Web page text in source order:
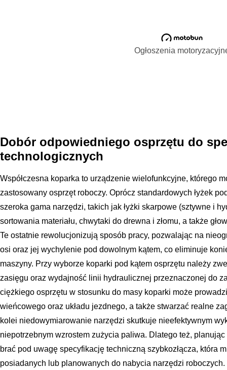
Ogłoszenia
Dobór odpowiedniego osprzętu do
technologicznych
Współczesna koparka to urządzenie wielofunkcyjne, którego
zastosowany osprzęt roboczy. Oprócz standardowych łyżek
szeroka gama narzędzi, takich jak łyżki skarpowe (sztywne i
sortowania materiału, chwytaki do drewna i złomu, a także
Te ostatnie rewolucjonizują sposób pracy, pozwalając na
osi oraz jej wychylenie pod dowolnym kątem, co eliminuje
maszyny. Przy wyborze koparki pod kątem osprzętu należy
zasięgu oraz wydajność linii hydraulicznej przeznaczonej do
ciężkiego osprzętu w stosunku do masy koparki może
wieńcowego oraz układu jezdnego, a także stwarzać realne
kolei niedowymiarowanie narzędzi skutkuje nieefektywnym
niepotrzebnym wzrostem zużycia paliwa. Dlatego też,
brać pod uwagę specyfikację techniczną szybkozłącza, która
posiadanych lub planowanych do nabycia narzędzi roboczych.